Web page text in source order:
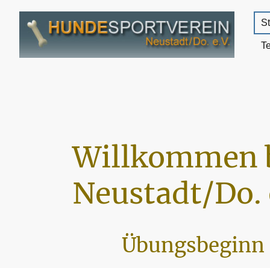
Willkommen
Neustadt/Do.
Übungsbeginn